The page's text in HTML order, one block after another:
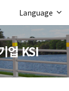
Language
업 KSI